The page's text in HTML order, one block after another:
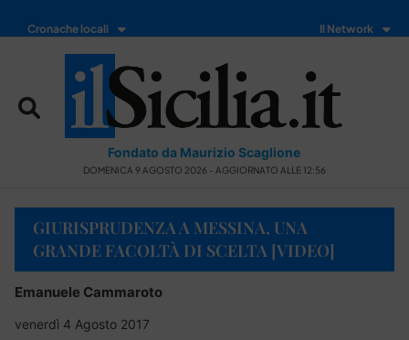
Cronache locali Il Network
Fondato da Maurizio Scaglione
DOMENICA 9 AGOSTO 2026 - AGGIORNATO ALLE 12:56
GIURISPRUDENZA A MESSINA, UNA
GRANDE FACOLTÀ DI SCELTA [VIDEO]
Emanuele Cammaroto
venerdì 4 Agosto 2017